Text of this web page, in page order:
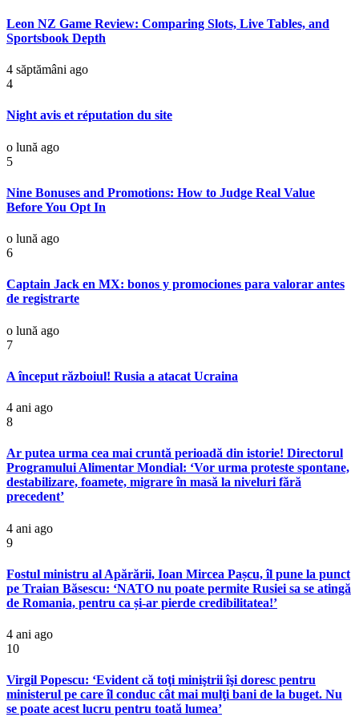
Leon NZ Game Review: Comparing Slots, Live Tables, and
Sportsbook Depth
4 săptămâni ago
4
Night avis et réputation du site
o lună ago
5
Nine Bonuses and Promotions: How to Judge Real Value
Before You Opt In
o lună ago
6
Captain Jack en MX: bonos y promociones para valorar antes
de registrarte
o lună ago
7
A început războiul! Rusia a atacat Ucraina
4 ani ago
8
Ar putea urma cea mai cruntă perioadă din istorie! Directorul
Programului Alimentar Mondial: ‘Vor urma proteste spontane,
destabilizare, foamete, migrare în masă la niveluri fără
precedent’
4 ani ago
9
Fostul ministru al Apărării, Ioan Mircea Pașcu, îl pune la punct
pe Traian Băsescu: ‘NATO nu poate permite Rusiei sa se atingă
de Romania, pentru ca și-ar pierde credibilitatea!’
4 ani ago
10
Virgil Popescu: ‘Evident că toţi miniştrii îşi doresc pentru
ministerul pe care îl conduc cât mai mulţi bani de la buget. Nu
se poate acest lucru pentru toată lumea’